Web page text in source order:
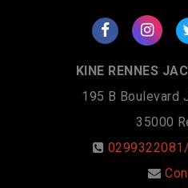
KINE RENNES
195 B Boulevard
35000